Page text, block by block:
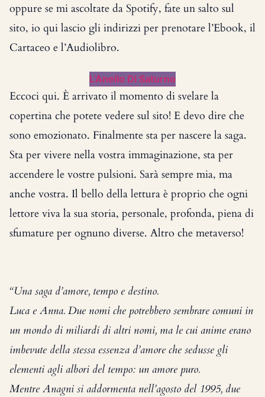
oppure se mi ascoltate da Spotify, fate un salto sul
sito, io qui lascio gli indirizzi per prenotare l’Ebook, il
Cartaceo e l’Audiolibro.
L’Anello Di Saturno
Eccoci qui. È arrivato il momento di svelare la
copertina che potete vedere sul sito! E devo dire che
sono emozionato. Finalmente sta per nascere la saga.
Sta per vivere nella vostra immaginazione, sta per
accendere le vostre pulsioni. Sarà sempre mia, ma
anche vostra. Il bello della lettura è proprio che ogni
lettore viva la sua storia, personale, profonda, piena di
sfumature per ognuno diverse. Altro che metaverso!
“Una saga d’amore, tempo e destino.
Luca e Anna. Due nomi che potrebbero sembrare comuni in
un mondo di miliardi di altri nomi, ma le cui anime erano
imbevute della stessa essenza d’amore che sedusse gli
elementi agli albori del tempo: un amore puro.
Mentre Anagni si addormenta nell’agosto del 1995, due